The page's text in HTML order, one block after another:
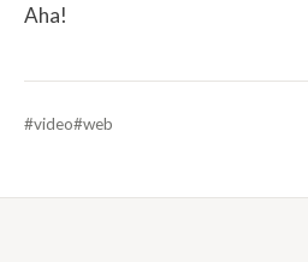
Aha!
#video#web